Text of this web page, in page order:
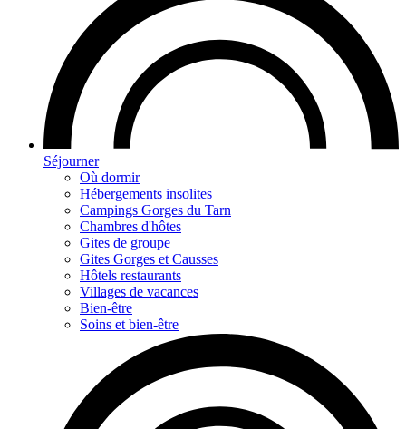
Séjourner
Où dormir
Hébergements insolites
Campings Gorges du Tarn
Chambres d'hôtes
Gites de groupe
Gites Gorges et Causses
Hôtels restaurants
Villages de vacances
Bien-être
Soins et bien-être